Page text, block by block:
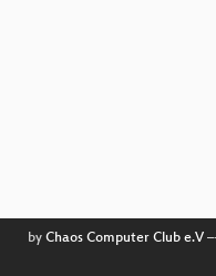
Wireless power
by Chaos Computer Club e.V